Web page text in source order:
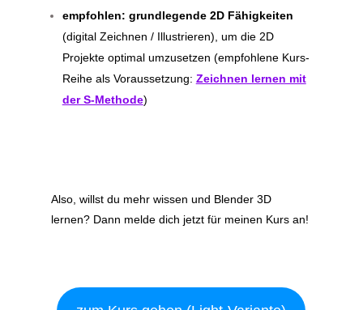
empfohlen: grundlegende 2D Fähigkeiten
(digital Zeichnen / Illustrieren), um die 2D
Projekte optimal umzusetzen (empfohlene Kurs-
Reihe als Voraussetzung: Zeichnen lernen mit
der S-Methode)
Also, willst du mehr wissen und Blender 3D
lernen? Dann melde dich jetzt für meinen Kurs an!